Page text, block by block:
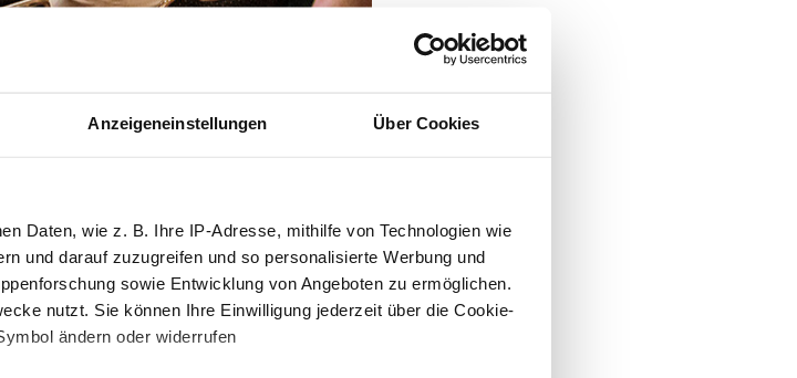
Anzeigeneinstellungen Über Cookies
Daten, wie z. B. Ihre IP-Adresse, mithilfe von Technologien wie
und darauf zuzugreifen und so personalisierte Werbung und
sowie Entwicklung von Angeboten zu ermöglichen.
nutzt. Sie können Ihre Einwilligung jederzeit über die Cookie-
ändern oder widerrufen
Advertisement